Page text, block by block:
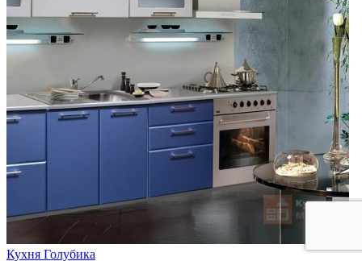
Кухня Голубика